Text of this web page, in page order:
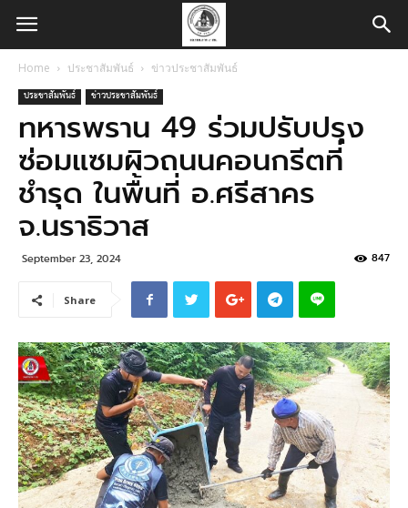
Home ประชาสัมพันธ์ ข่าวประชาสัมพันธ์
ประชาสัมพันธ์ ข่าวประชาสัมพันธ์
ทหารพราน 49 ร่วมปรับปรุง
ซ่อมแซมผิวถนนคอนกรีตที่
ชำรุด ในพื้นที่ อ.ศรีสาคร
จ.นราธิวาส
September 23, 2024 847
Share